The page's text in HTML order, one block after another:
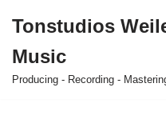
Inhalt
springen
Tonstudios
Music
Producing - Recording -